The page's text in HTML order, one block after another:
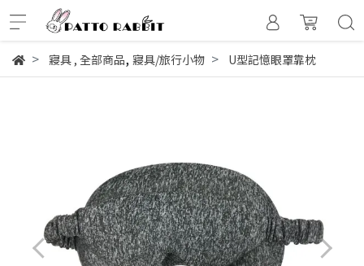
寢具, 全部商品, 寢具/旅行小物 U型記憶眼罩靠枕